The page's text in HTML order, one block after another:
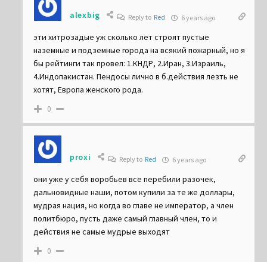
alexbig Reply to Red 6 years ago
эти хитрозадые уж сколько лет строят пустые
наземные и подземные города на всякий пожарный, но я
бы рейтинги так провел: 1.КНДР, 2.Иран, 3.Израиль,
4.Индопакистан. Пендосы лично в б.действия лезть не
хотят, Европа женского рода.
0
proxi Reply to Red 6 years ago
они уже у себя воробьев все перебили разочек,
дальновидные наши, потом купили за те же доллары,
мудрая нация, но когда во главе не император, а член
политбюро, пусть даже самый главный член, то и
действия не самые мудрые выходят
0